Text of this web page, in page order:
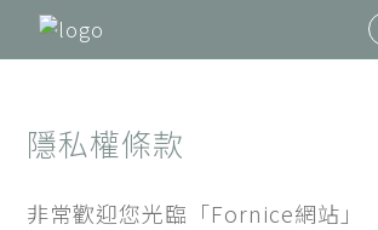
隱私權條款
非常歡迎您光臨「Fornice網站」